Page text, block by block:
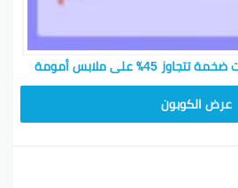
45٪ على ملابس أمومة
عرض الكوبون